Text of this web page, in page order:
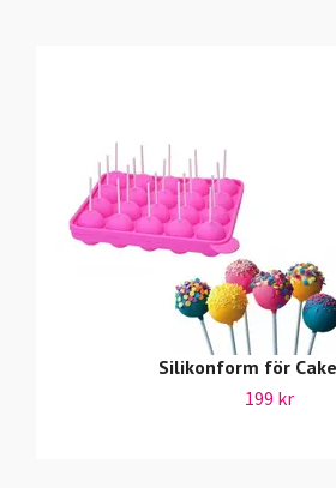
Silikonform för
199 kr